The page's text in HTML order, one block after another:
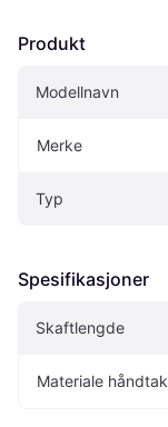
Produkt
Modellnavn
Merke
Typ
Spesifikasjoner
Skaftlengde
Materiale håndtak